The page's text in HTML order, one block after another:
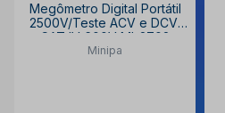
Megômetro Digital Portátil
2500V/Teste ACV e DCV/
CAT IV 600V MI-2702
MINIPA
Minipa